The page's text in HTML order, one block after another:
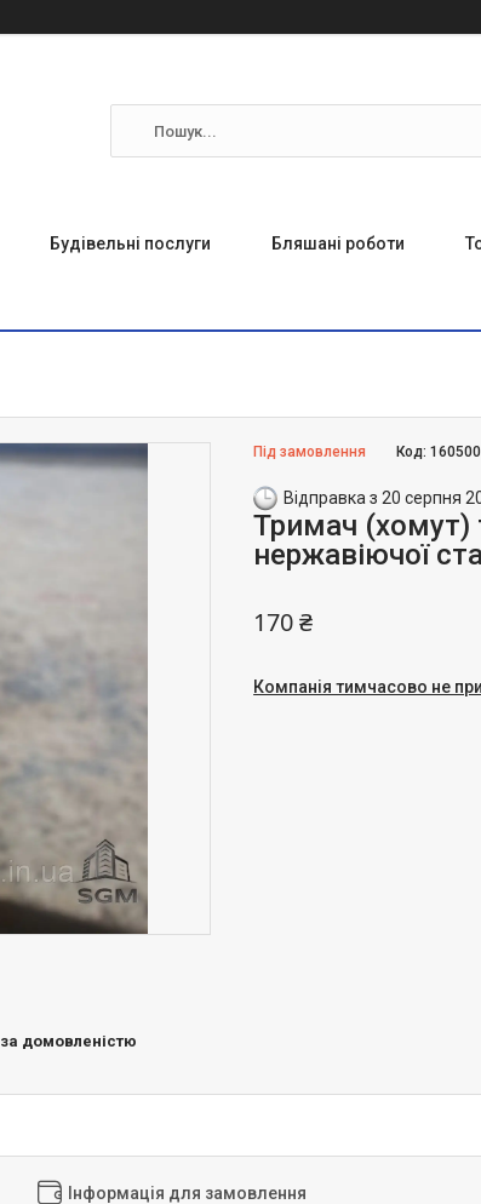
Будівельні послуги Бляшані роботи
Під замовлення Код:
Відправка з 20 серпня
Тримач (хомут)
нержавіючої
170 ₴
Компанія тимчасово не
за домовленістю
Інформація для замовлення